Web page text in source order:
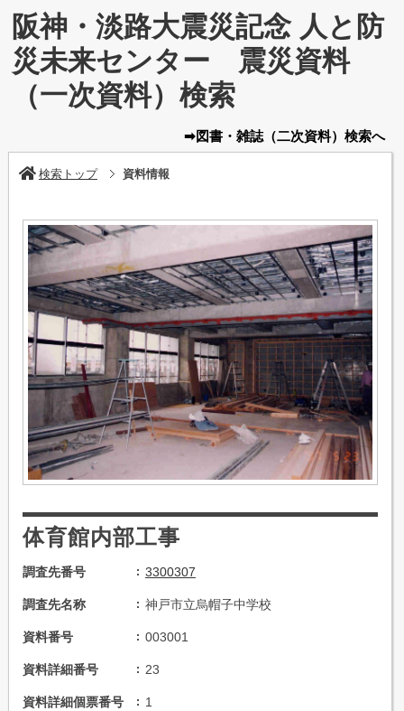
阪神・淡路大震災記念 人と防
災未来センター 震災資料
（一次資料）検索
➡図書・雑誌（二次資料） 検索へ
検索トップ 資料情報
体育館内部工事
調査先番号 3300307
調査先名称 神戸市立烏帽子中学校
資料番号 003001
資料詳細番号 23
資料詳細個票番号 1